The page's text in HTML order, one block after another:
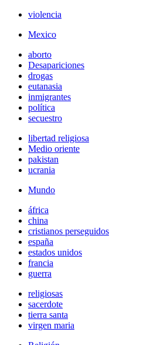
violencia
Mexico
aborto
Desapariciones
drogas
eutanasia
inmigrantes
política
secuestro
libertad religiosa
Medio oriente
pakistan
ucrania
Mundo
áfrica
china
cristianos perseguidos
españa
estados unidos
francia
guerra
religiosas
sacerdote
tierra santa
virgen maria